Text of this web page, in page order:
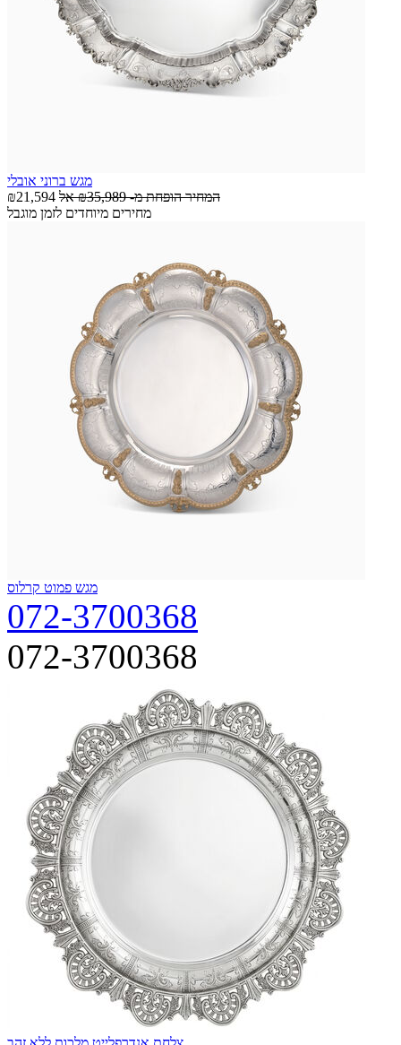
מגש ברוני אובלי
₪21,594
המחיר הופחת מ-₪35,989 אל
מחירים מיוחדים לזמן מוגבל
מגש פמוט קרלוס
072-3700368
072-3700368